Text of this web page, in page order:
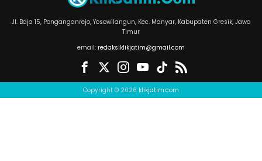
Jl. Baja 15, Ponganganrejo, Yosowilangun, Kec. Manyar, Kabupaten Gresik, Jawa
Timur
email: redaksiklikjatim@gmail.com
Copyright © 2026 klikjatim.com